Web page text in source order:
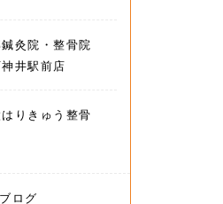
灸院・整骨院
井駅前店
りきゅう整骨
ログ